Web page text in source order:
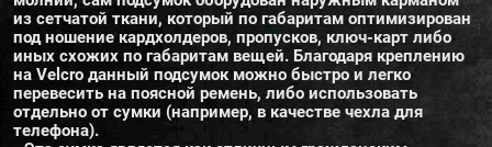
из сетчатой ткани, который по габаритам оптимизирован
под ношение кардхолдеров, пропусков, ключ-карт либо
иных схожих по габаритам вещей. Благодаря креплению
на Velcro данный подсумок можно быстро и легко
перевесить на поясной ремень, либо использовать
отдельно от сумки (например, в качестве чехла для
телефона).